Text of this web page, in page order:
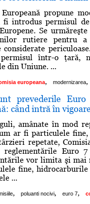
Europeană propune
fi introdus permisul
Se
rutiere pentru
considerate
într-o ţară,
din Uniune. ...
europeana, modernizarea,
prevederile
când intră în
amânate în mod
ar fi particulele
repetate,
reglementările Euro
vor limita şi
fine,
...
, poluanti nocivi, euro 7,